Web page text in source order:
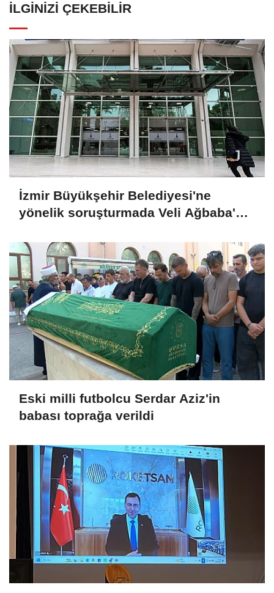
İLGINIZI ÇEKEBILIR
İzmir Büyükşehir Belediyesi'ne
yönelik soruşturmada Veli Ağbaba'nın
Eski milli futbolcu Serdar Aziz'in
babası toprağa verildi